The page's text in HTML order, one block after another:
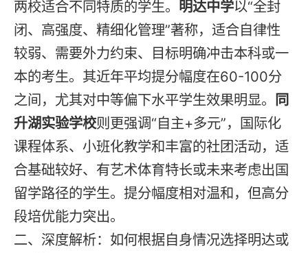
两校适合不同特质的学生。 明达中学以“全封
闭、高强度、精细化管理”著称，适合自律性
较弱、需要外力约束、目标明确冲击本科或一
本的考生。其近年平均提分幅度在60-100分
之间，尤其对中等偏下水平学生效果明显。
同
升湖实验学校则更强调“自主+多元”，国际化
课程体系、小班化教学和丰富的社团活动，适
合基础较好、有艺术体育特长或未来考虑出国
留学路径的学生。提分幅度相对温和，但高分
段培优能力突出。
二、深度解析：如何根据自身情况选择明达或